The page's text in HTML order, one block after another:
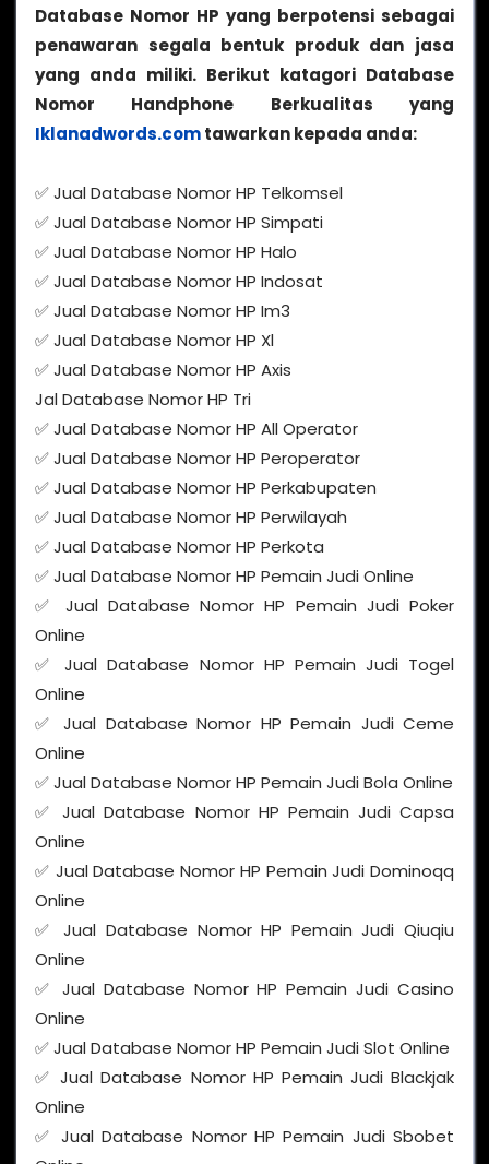
Database Nomor HP yang berpotensi sebagai
penawaran segala bentuk produk dan jasa
yang anda miliki. Berikut katagori Database
Nomor Handphone Berkualitas yang
Iklanadwords.comtawarkan kepada anda:
✅ Jual Database Nomor HP Telkomsel
✅ Jual Database Nomor HP Simpati
✅ Jual Database Nomor HP Halo
✅ Jual Database Nomor HP Indosat
✅ Jual Database Nomor HP Im3
✅ Jual Database Nomor HP Xl
✅ Jual Database Nomor HP Axis
Jal Database Nomor HP Tri
✅ Jual Database Nomor HP All Operator
✅ Jual Database Nomor HP Peroperator
✅ Jual Database Nomor HP Perkabupaten
✅ Jual Database Nomor HP Perwilayah
✅ Jual Database Nomor HP Perkota
✅ Jual Database Nomor HP Pemain Judi Online
✅ Jual Database Nomor HP Pemain Judi Poker
Online
✅ Jual Database Nomor HP Pemain Judi Togel
Online
✅ Jual Database Nomor HP Pemain Judi Ceme
Online
✅ Jual Database Nomor HP Pemain Judi Bola Online
✅ Jual Database Nomor HP Pemain Judi Capsa
Online
✅ Jual Database Nomor HP Pemain Judi Dominoqq
Online
✅ Jual Database Nomor HP Pemain Judi Qiuqiu
Online
✅ Jual Database Nomor HP Pemain Judi Casino
Online
✅ Jual Database Nomor HP Pemain Judi Slot Online
✅ Jual Database Nomor HP Pemain Judi Blackjak
Online
✅ Jual Database Nomor HP Pemain Judi Sbobet